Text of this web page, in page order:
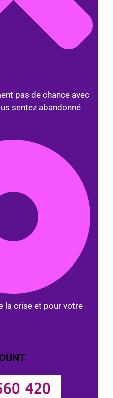
pas de chance avec
sentez abandonné
la crise et pour votre